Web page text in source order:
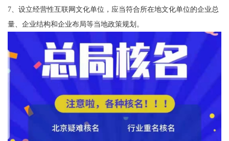
7、设立经营性互联网文化单位，应当符合所在地文化单位的企业总
量、企业结构和企业布局等当地政策规划。